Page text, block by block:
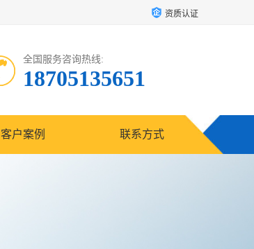
资质认证
全国服务咨询热线:
18705135651
客户案例 联系方式